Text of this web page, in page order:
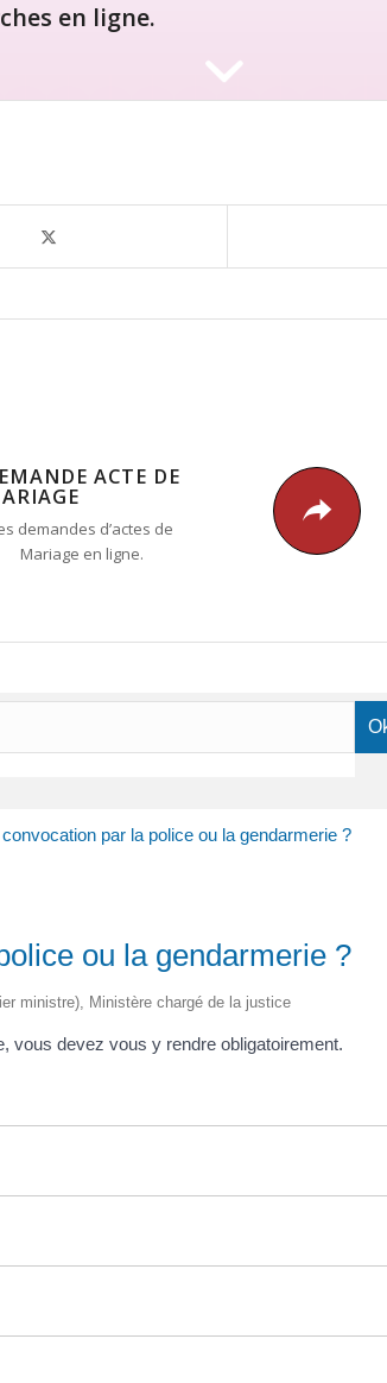
en ligne.
ACTE DE
demandes d’actes de
Mariage en ligne.
par la police ou la gendarmerie ?
ou la gendarmerie ?
ministre), Ministère chargé de la justice
vous devez vous y rendre obligatoirement.